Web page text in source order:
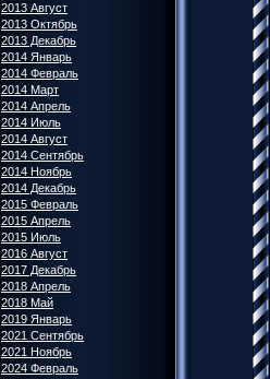
2013 Август
2013 Октябрь
2013 Декабрь
2014 Январь
2014 Февраль
2014 Март
2014 Апрель
2014 Июль
2014 Август
2014 Сентябрь
2014 Ноябрь
2014 Декабрь
2015 Февраль
2015 Апрель
2015 Июль
2016 Август
2017 Декабрь
2018 Апрель
2018 Май
2019 Январь
2021 Сентябрь
2021 Ноябрь
2024 Февраль